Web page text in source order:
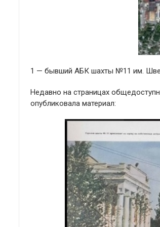
1 — бывший АБК шахты №11 им.
Недавно на страницах
опубликовала материал: